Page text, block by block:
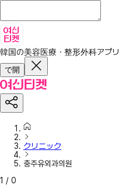
韓国の美容医療・整形外科アプリ
で開
クリニック
충주유외과의원
1 / 0